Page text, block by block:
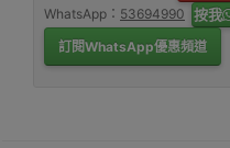
WhatsApp： 53694990 按我
訂閱WhatsApp優惠頻道